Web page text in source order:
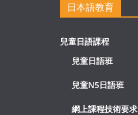
日本語教育
兒童日語課程
兒童日語班
兒童N5日語班
網上課程技術要求